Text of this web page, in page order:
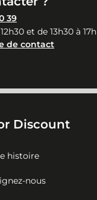
39
et de 13h30 à 17h
de contact
Discount
histoire
nous